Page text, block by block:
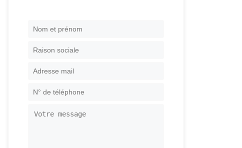
Nom
prénom*
Raison
Adresse
N°
téléphone*
Votre